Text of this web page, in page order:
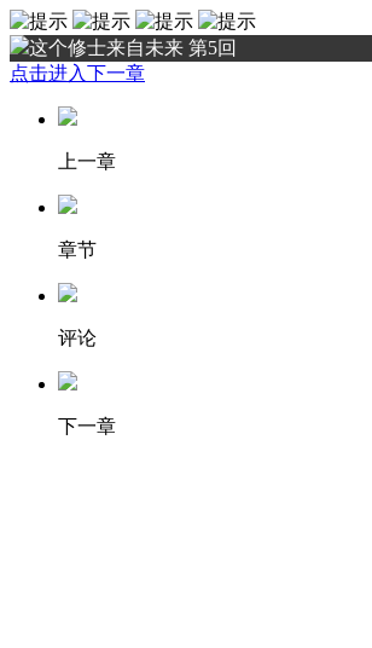
这个修士来自未来 第5回
点击进入下一章
上一章
章节
评论
下一章